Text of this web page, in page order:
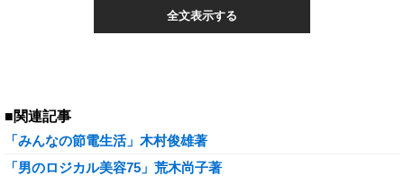
全文表示する
■関連記事
「みんなの節電生活」木村俊雄著
「男のロジカル美容75」荒木尚子著